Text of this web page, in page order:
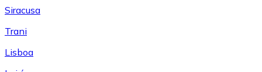
Siracusa
Trani
Lisboa